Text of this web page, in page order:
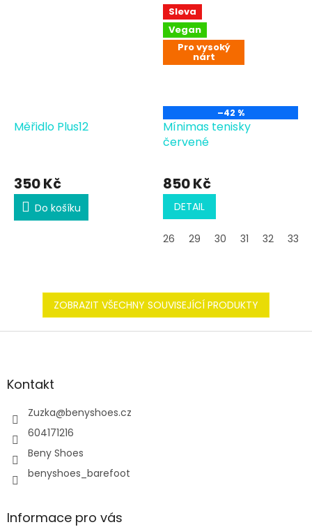
Měřidlo Plus12
350 Kč
Do košíku
Sleva
Vegan
Pro vysoký
nárt
–42 %
Mínimas tenisky
červené
850 Kč
DETAIL
26 29 30 31 32 33
ZOBRAZIT VŠECHNY SOUVISEJÍCÍ PRODUKTY
Z
aKontakt
Zuzka@benyshoes.cz
604171216
Beny Shoes
benyshoes_barefoot
Informace pro vás